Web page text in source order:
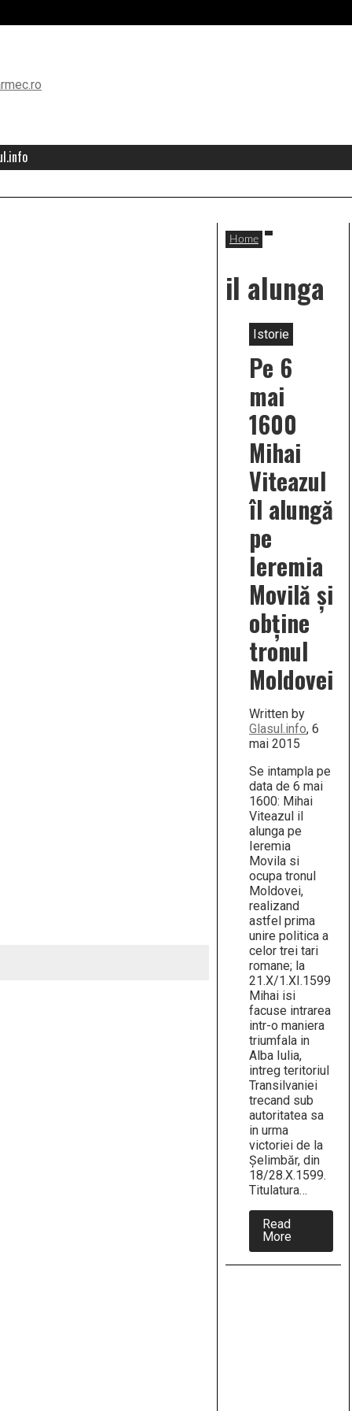
Home
il alunga
Istorie
Pe 6
mai
1600
Mihai
Viteazul
îl alungă
pe
Ieremia
Movilă și
obține
tronul
Moldovei
Written by
Glasul.info, 6
mai 2015
Se intampla pe
data de 6 mai
1600: Mihai
Viteazul il
alunga pe
Ieremia
Movila si
ocupa tronul
Moldovei,
realizand
astfel prima
unire politica a
celor trei tari
romane; la
21.X/1.XI.1599
Mihai isi
facuse intrarea
intr-o maniera
triumfala in
Alba Iulia,
intreg teritoriul
Transilvaniei
trecand sub
autoritatea sa
in urma
victoriei de la
Şelimbăr, din
18/28.X.1599.
Titulatura…
Read
More
Pe
6